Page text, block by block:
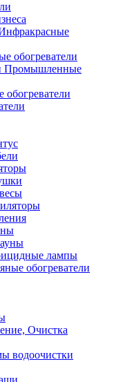
обогреватели
Промышленные
обогреватели
лампы
обогреватели
Очистка
водоочистки